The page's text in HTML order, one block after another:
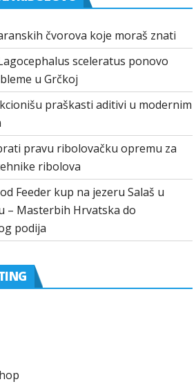
čvorova koje moraš znati
sceleratus ponovo
u Grčkoj
praškasti aditivi u modernim
pravu ribolovačku opremu za
ribolova
Feeder kup na jezeru Salaš u
– Masterbih Hrvatska do
podija